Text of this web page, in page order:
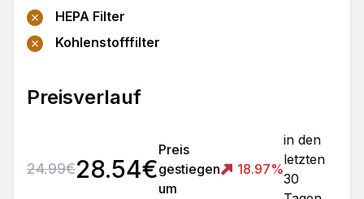
HEPA Filter
Kohlenstofffilter
Preisverlauf
24.99€28.54€
Preis
gestiegen
um
18.97%
in den
letzten
30